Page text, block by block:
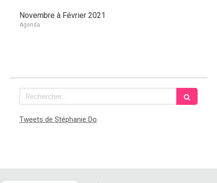
Novembre à Février 2021
Agenda
Rechercher
Tweets de Stéphanie Do